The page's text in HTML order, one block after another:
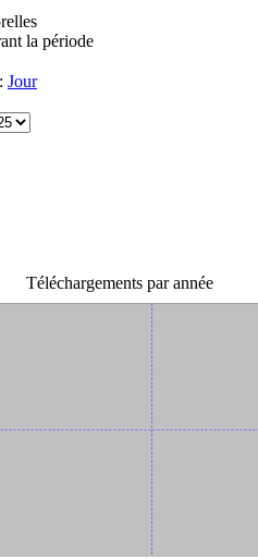
la période
Jour
Téléchargements par année